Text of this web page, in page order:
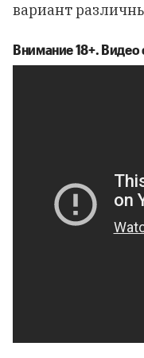
вариант
Внимание 18+.